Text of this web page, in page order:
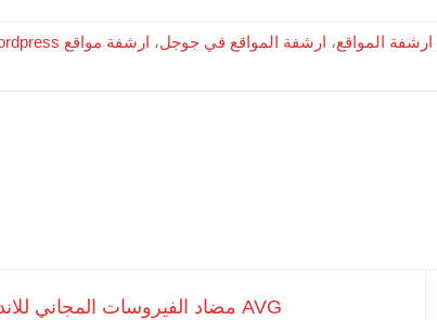
ارشفة المواقع، ارشفة المواقع في جوجل، ارشفة مواقع Wordpress
AVG مضاد الفيروسات المجاني للاندرويد